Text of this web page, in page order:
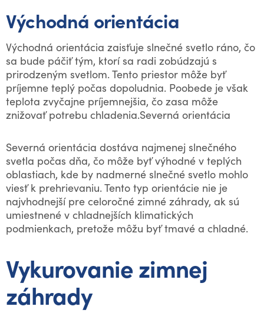
Východná orientácia
Východná orientácia zaisťuje slnečné svetlo ráno, čo
sa bude páčiť tým, ktorí sa radi zobúdzajú s
prirodzeným svetlom. Tento priestor môže byť
príjemne teplý počas dopoludnia. Poobede je však
teplota zvyčajne príjemnejšia, čo zasa môže
znižovať potrebu chladenia.Severná orientácia
Severná orientácia dostáva najmenej slnečného
svetla počas dňa, čo môže byť výhodné v teplých
oblastiach, kde by nadmerné slnečné svetlo mohlo
viesť k prehrievaniu. Tento typ orientácie nie je
najvhodnejší pre celoročné zimné záhrady, ak sú
umiestnené v chladnejších klimatických
podmienkach, pretože môžu byť tmavé a chladné.
Vykurovanie zimnej
záhrady